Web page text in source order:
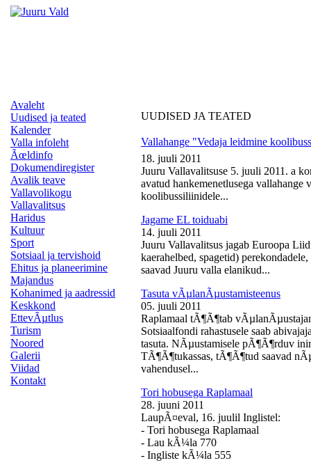
Avaleht
Uudised ja teated
Kalender
Valla infoleht
Ãœldinfo
Dokumendiregister
Avalik teave
Vallavolikogu
Vallavalitsus
Haridus
Kultuur
Sport
Sotsiaal ja tervishoid
Ehitus ja planeerimine
Majandus
Kohanimed ja aadressid
Keskkond
EttevÃµtlus
Turism
Noored
Galerii
Viidad
Kontakt
UUDISED JA TEATED
Vallahange "Vedaja leidmine
18. juuli 2011
Juuru Vallavalitsuse 5. juuli 2011. a
avatud hankemenetlusega vallahange
koolibussiliinidele...
Jagame EL toiduabi
14. juuli 2011
Juuru Vallavalitsus jagab Euroopa
kaerahelbed, spagetid)
saavad Juuru valla elanikud...
Tasuta vÃµlanÃµustamisteenus
05. juuli 2011
Raplamaal tÃ¶Ã¶tab
Sotsiaalfondi rahastusele saab
tasuta. NÃµustamisele pÃ¶Ã¶rduv
TÃ¶Ã¶tukassas, tÃ¶Ã¶tud saavad
vahendusel...
Tori hobusega Raplamaal
28. juuni 2011
LaupÃ¤eval, 16. juulil Inglistel:
- Tori hobusega Raplamaal
- Lau kÃ¼la 770
- Ingliste kÃ¼la 555